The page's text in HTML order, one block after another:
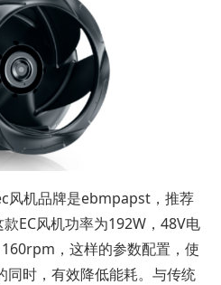
机品牌是ebmpapst，推荐
EC风机功率为192W，48V电
，这样的参数配置，使
同时，有效降低能耗。与传统